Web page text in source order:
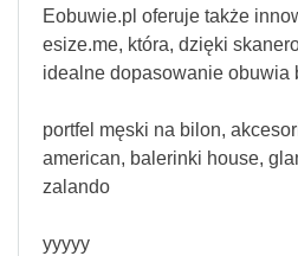
Eobuwie.pl oferuje także
esize.me, która, dzięki
idealne dopasowanie obuwia
portfel męski na bilon,
american, balerinki house,
zalando
yyyyy